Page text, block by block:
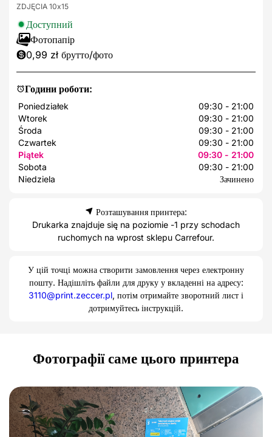
Години роботи:
Poniedziałek
09:30 - 21:00
Wtorek
09:30 - 21:00
Środa
09:30 - 21:00
Czwartek
09:30 - 21:00
Piątek
09:30 - 21:00
Sobota
09:30 - 21:00
Niedziela
Зачинено
ZDJĘCIA 10x15
Доступний
Фотопапір
0,99 zł брутто/фото
Розташування принтера:
Drukarka znajduje się na poziomie -1 przy schodach
ruchomych na wprost sklepu Carrefour.
У цій точці можна створити замовлення через електронну
пошту. Надішліть файли для друку у вкладенні на адресу:
3110@print.zeccer.pl, потім отримайте зворотний лист і
дотримуйтесь інструкцій.
Фотографії саме цього принтера